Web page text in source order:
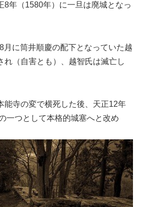
8年（1580年）に一旦は廃城となっ
月に筒井順慶の配下となっていた越
れ（自害とも）、越智氏は滅亡し
能寺の変で横死した後、天正12年
一つとして本格的城塞へと改め